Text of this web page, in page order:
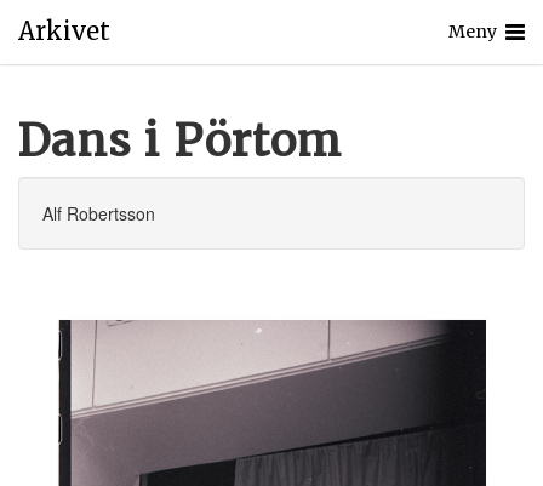
Arkivet Meny
Dans i Pörtom
Alf Robertsson